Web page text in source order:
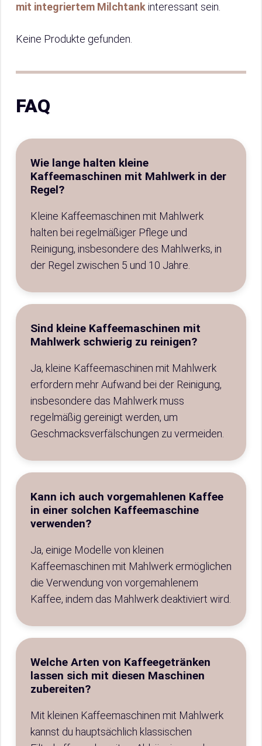
mit integriertem Milchtankinteressant sein.
Keine Produkte gefunden.
FAQ
Wie lange halten kleine
Kaffeemaschinen mit Mahlwerk in der
Regel?
Kleine Kaffeemaschinen mit Mahlwerk
halten bei regelmäßiger Pflege und
Reinigung, insbesondere des Mahlwerks, in
der Regel zwischen 5 und 10 Jahre.
Sind kleine Kaffeemaschinen mit
Mahlwerk schwierig zu reinigen?
Ja, kleine Kaffeemaschinen mit Mahlwerk
erfordern mehr Aufwand bei der Reinigung,
insbesondere das Mahlwerk muss
regelmäßig gereinigt werden, um
Geschmacksverfälschungen zu vermeiden.
Kann ich auch vorgemahlenen Kaffee
in einer solchen Kaffeemaschine
verwenden?
Ja, einige Modelle von kleinen
Kaffeemaschinen mit Mahlwerk ermöglichen
die Verwendung von vorgemahlenem
Kaffee, indem das Mahlwerk deaktiviert wird.
Welche Arten von Kaffeegetränken
lassen sich mit diesen Maschinen
zubereiten?
Mit kleinen Kaffeemaschinen mit Mahlwerk
kannst du hauptsächlich klassischen